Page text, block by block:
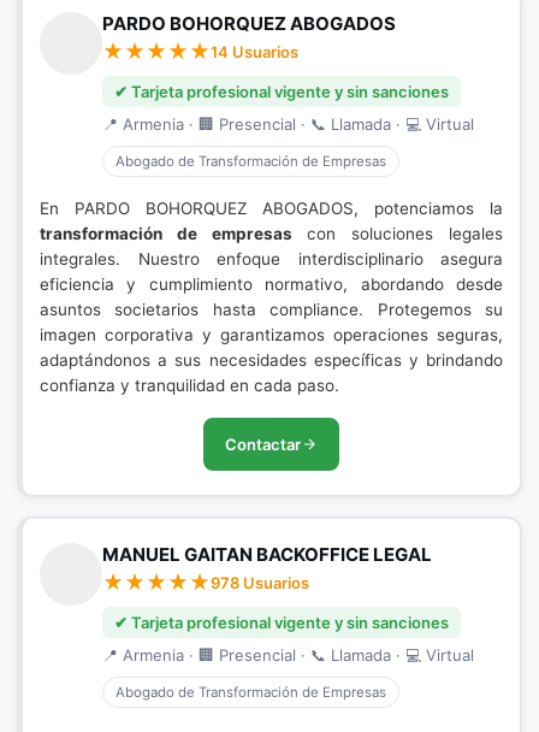
PARDO BOHORQUEZ ABOGADOS
14 Usuarios
✔ Tarjeta profesional vigente y sin sanciones
📍 Armenia · 🏢 Presencial · 📞 Llamada · 💻 Virtual
Abogado de Transformación de Empresas
En PARDO BOHORQUEZ ABOGADOS, potenciamos la
transformación de empresas con soluciones legales
integrales. Nuestro enfoque interdisciplinario asegura
eficiencia y cumplimiento normativo, abordando desde
asuntos societarios hasta compliance. Protegemos su
imagen corporativa y garantizamos operaciones seguras,
adaptándonos a sus necesidades específicas y brindando
confianza y tranquilidad en cada paso.
Contactar
MANUEL GAITAN BACKOFFICE LEGAL
978 Usuarios
✔ Tarjeta profesional vigente y sin sanciones
📍 Armenia · 🏢 Presencial · 📞 Llamada · 💻 Virtual
Abogado de Transformación de Empresas